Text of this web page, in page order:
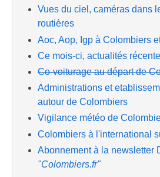
Vues du ciel, caméras dans
routières
Aoc, Aop, Igp à Colombiers
Ce mois-ci, actualités
Co-voiturage au départ de
Administrations et
autour de Colombiers
Vigilance météo de
Colombiers à l'international
Abonnement à la newsletter
"Colombiers.fr"